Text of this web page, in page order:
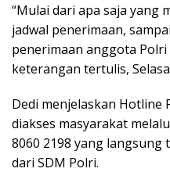
“Mulai dari apa saja yang
jadwal penerimaan,
penerimaan anggota Polri
keterangan tertulis,
Dedi menjelaskan Hotline
diakses masyarakat
8060 2198 yang
dari SDM Polri.